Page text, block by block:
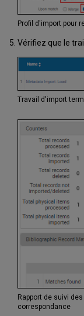
Profil d'import pour
Vérifiez que le
Travail d'import
Rapport de suivi
correspondance